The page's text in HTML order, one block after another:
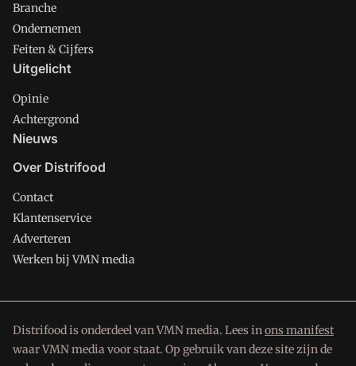
Branche
Ondernemen
Feiten & Cijfers
Uitgelicht
Opinie
Achtergrond
Nieuws
Over Distrifood
Contact
Klantenservice
Adverteren
Werken bij VMN media
Distrifood is onderdeel van VMN media. Lees inons manifest
waar VMN media voor staat. Op gebruik van deze site zijn de